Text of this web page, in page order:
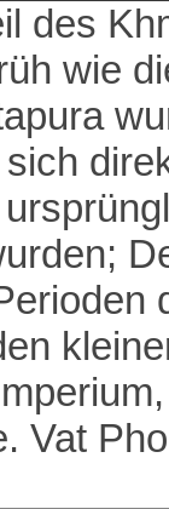
des
wie
Vat